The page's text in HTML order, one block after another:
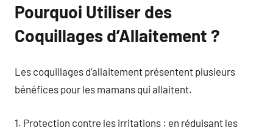
Pourquoi Utiliser des
Coquillages d’Allaitement ?
Les coquillages d’allaitement présentent plusieurs
bénéfices pour les mamans qui allaitent.
1. Protection contre les irritations : en réduisant les